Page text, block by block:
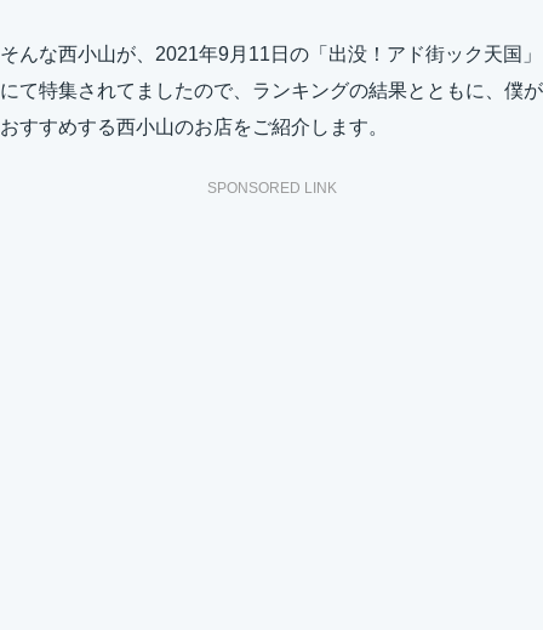
そんな西小山が、2021年9月11日の「出没！アド街ック天国」
にて特集されてましたので、ランキングの結果とともに、僕が
おすすめする西小山のお店をご紹介します。
SPONSORED LINK